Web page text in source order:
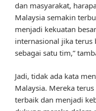
dan masyarakat,
Malaysia semakin
menjadi kekuatan
internasional jika terus
sebagai satu tim,”
Jadi, tidak ada kata
Malaysia. Mereka
terbaik dan menjadi